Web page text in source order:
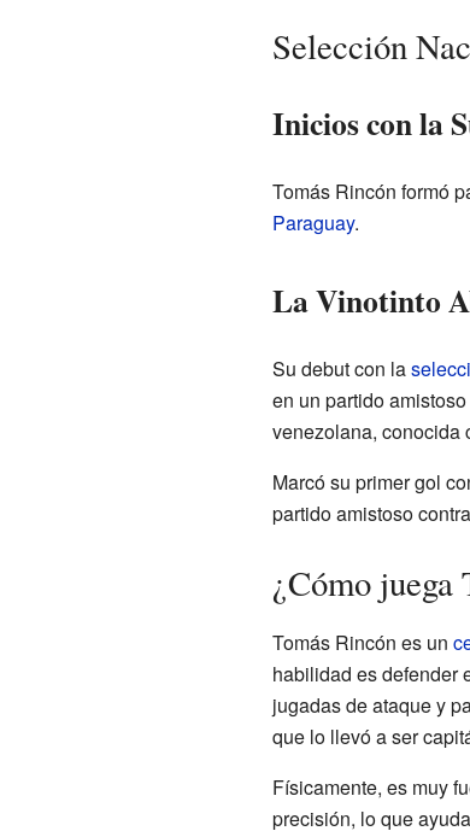
Selección
Inicios con la
Tomás Rincón formó
Paraguay.
La Vinotinto
Su debut con la
en un partido
venezolana, conocida
Marcó su primer gol
partido amistoso contra
¿Cómo juega
Tomás Rincón es un
habilidad es defender
jugadas de ataque y
que lo llevó a ser
Físicamente, es muy
precisión, lo que